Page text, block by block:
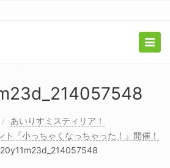
あいりすミスティリア！
ト『小っちゃくなっちゃった！』開催！